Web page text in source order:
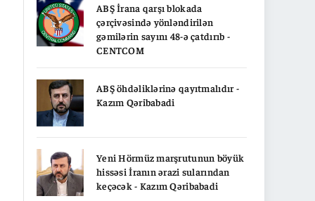
ABŞ İrana qarşı blokada
çərçivəsində yönləndirilən
gəmilərin sayını 48-ə çatdırıb -
CENTCOM
ABŞ öhdəliklərinə qayıtmalıdır -
Kazım Qəribabadi
Yeni Hörmüz marşrutunun böyük
hissəsi İranın ərazi sularından
keçəcək - Kazım Qəribabadi